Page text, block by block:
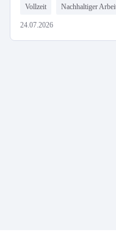
Vollzeit Nachhaltiger
24.07.2026